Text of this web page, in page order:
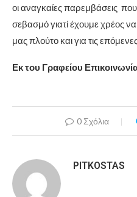
οι αναγκαίες παρεμβάσεις που
σεβασμό γιατί έχουμε χρέος
μας πλούτο και για τις
Εκ του Γραφείου
0 Σχόλια
PITKOSTAS